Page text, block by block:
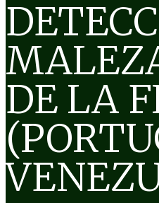
DE LA